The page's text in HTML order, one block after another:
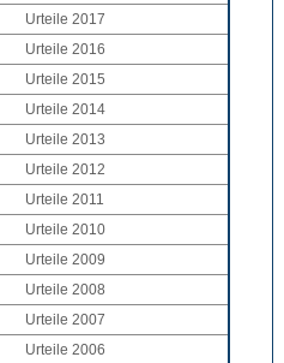
Urteile 2017
Urteile 2016
Urteile 2015
Urteile 2014
Urteile 2013
Urteile 2012
Urteile 2011
Urteile 2010
Urteile 2009
Urteile 2008
Urteile 2007
Urteile 2006